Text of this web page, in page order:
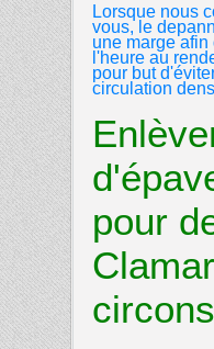
Lorsque nous
vous, le
une marge afin
l'heure au
pour but
circulation
pour